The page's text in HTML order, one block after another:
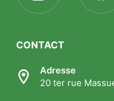
CONTACT
Adresse
20 ter rue